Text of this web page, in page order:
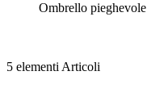
Ombrello pieghevole
5 elementi Articoli